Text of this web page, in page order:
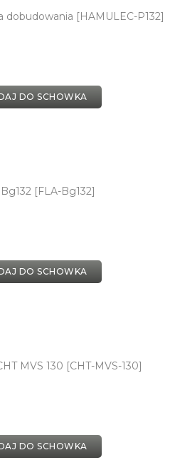
dobudowania [HAMULEC-P132]
DO SCHOWKA
[FLA-Bg132]
DO SCHOWKA
MVS 130 [CHT-MVS-130]
DO SCHOWKA